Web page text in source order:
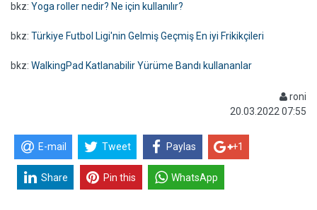
bkz: Yoga roller nedir? Ne için kullanılır?
bkz: Türkiye Futbol Ligi'nin Gelmiş Geçmiş En iyi Frikikçileri
bkz: WalkingPad Katlanabilir Yürüme Bandı kullananlar
roni
20.03.2022 07:55
E-mail Tweet Paylas +1
Share Pin this WhatsApp